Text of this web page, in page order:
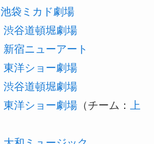
池袋ミカド劇場
渋谷道頓堀劇場
新宿ニューアート
東洋ショー劇場
渋谷道頓堀劇場
東洋ショー劇場（チーム： 上